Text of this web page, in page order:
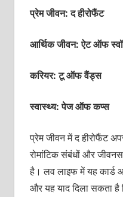
प्रेम जीवन: द हीरोफैंट
आर्थिक जीवन: ऐट ऑफ
करियर: टू ऑफ वैंड्स
स्वास्थ्य: पेज ऑफ कप्‍स
प्रेम जीवन में द हीरोफैंट
रोमांटिक संबंधों और
है। लव लाइफ में यह कार्ड
और यह याद दिला सकता